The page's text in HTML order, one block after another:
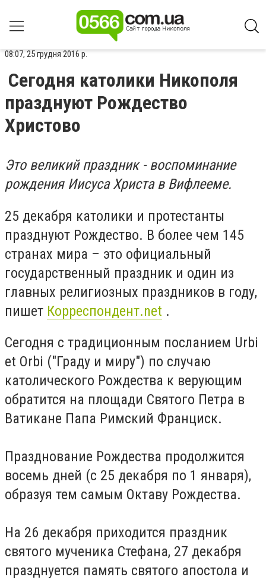
08:07, 25 грудня 2016 р.
Сегодня католики Никополя
празднуют Рождество
Христово
Это великий праздник - воспоминание
рождения Иисуса Христа в Вифлееме.
25 декабря католики и протестанты
празднуют Рождество. В более чем 145
странах мира – это официальный
государственный праздник и один из
главных религиозных праздников в году,
пишет Корреспондент.net .
Сегодня с традиционным посланием Urbi
et Orbi ("Граду и миру") по случаю
католического Рождества к верующим
обратится на площади Святого Петра в
Ватикане Папа Римский Франциск.
Празднование Рождества продолжится
восемь дней (с 25 декабря по 1 января),
образуя тем самым Октаву Рождества.
На 26 декабря приходится праздник
святого мученика Стефана, 27 декабря
празднуется память святого апостола и